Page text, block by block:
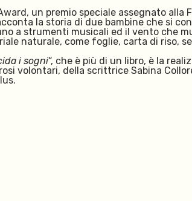
un premio speciale assegnato alla
la storia di due bambine che si
a strumenti musicali ed il vento che
naturale, come foglie, carta di riso,
i sogni“, che è più di un libro, è la
volontari, della scrittrice Sabina